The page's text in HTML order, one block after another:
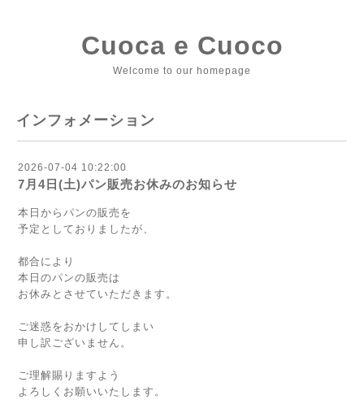
Cuoca e Cuoco
Welcome to our homepage
インフォメーション
2026-07-04 10:22:00
7月4日(土)パン販売お休みのお知らせ
本日からパンの販売を
予定としておりましたが、
都合により
本日のパンの販売は
お休みとさせていただきます。
ご迷惑をおかけしてしまい
申し訳ございません。
ご理解賜りますよう
よろしくお願いいたします。